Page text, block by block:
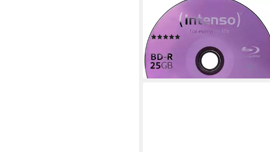
INTENSO
Blu-ray-Rohling Intenso BD-R 25 GB,
Blu-ray-Rohlinge, (6fach, 25
lieferbar - in 2-3 Werktagen bei dir